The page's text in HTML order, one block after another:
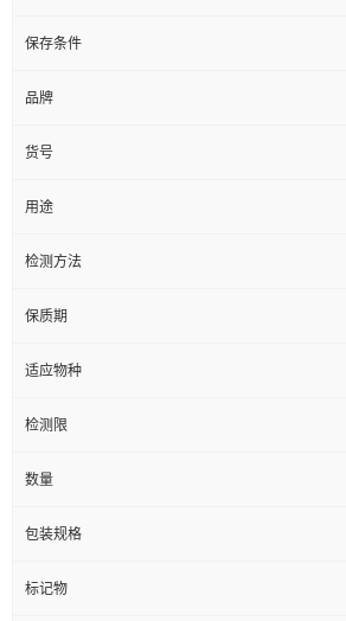
保存条件
品牌
货号
用途
检测方法
保质期
适应物种
检测限
数量
包装规格
标记物